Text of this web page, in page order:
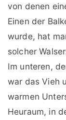
von denen
Einen der
wurde, hat
solcher
Im unteren,
war das Vieh
warmen
Heuraum, in